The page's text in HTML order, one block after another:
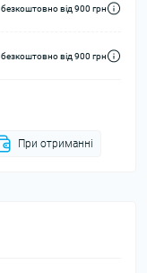
безкоштовно від 900 грн
безкоштовно від 900 грн
При отриманні